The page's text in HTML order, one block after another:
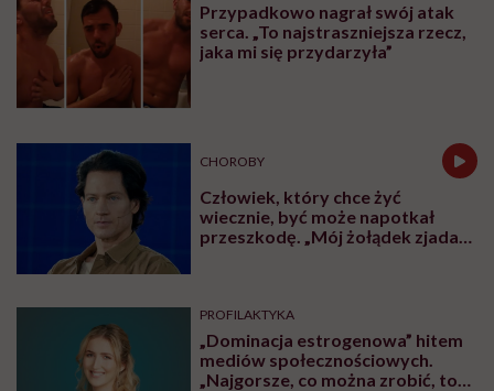
Przypadkowo nagrał swój atak
serca. „To najstraszniejsza rzecz,
jaka mi się przydarzyła”
CHOROBY
Człowiek, który chce żyć
wiecznie, być może napotkał
przeszkodę. „Mój żołądek zjada
PROFILAKTYKA
„Dominacja estrogenowa” hitem
mediów społecznościowych.
„Najgorsze, co można zrobić, to